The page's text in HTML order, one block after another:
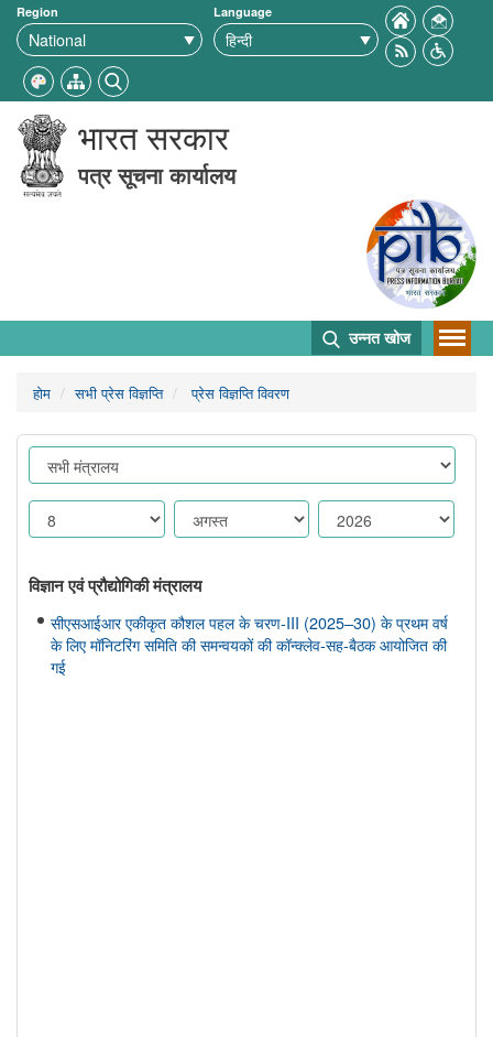
Region Language
भारत सरकार
पत्र सूचना कार्यालय
उन्नत खोज
होम सभी प्रेस विज्ञप्ति प्रेस विज्ञप्ति विवरण
विज्ञान एवं प्रौद्योगिकी मंत्रालय
सीएसआईआर एकीकृत कौशल पहल के चरण-III (2025–30) के प्रथम वर्ष
के लिए मॉनिटरिंग समिति की समन्वयकों की कॉन्क्लेव-सह-बैठक आयोजित की
गई